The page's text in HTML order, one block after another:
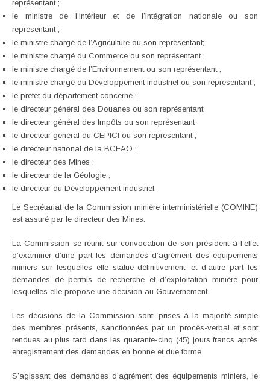
représentant ;
le ministre de l’Intérieur et de l’Intégration nationale ou son
représentant ;
le ministre chargé de l’Agriculture ou son représentant;
le ministre chargé du Commerce ou son représentant ;
le ministre chargé de l’Environnement ou son représentant ;
le ministre chargé du Développement industriel ou son représentant ;
le préfet du département concerné ;
le directeur général des Douanes ou son représentant
le directeur général des Impôts ou son représentant
le directeur général du CEPICI ou son représentant ;
le directeur national de la BCEAO ;
le directeur des Mines ;
le directeur de la Géologie ;
le directeur du Développement industriel.
Le Secrétariat de la Commission minière interministérielle (COMINE)
est assuré par le directeur des Mines.
La Commission se réunit sur convocation de son président à l’effet
d’examiner d’une part les demandes d’agrément des équipements
miniers sur lesquelles elle statue définitivement, et d’autre part les
demandes de permis de recherche et d’exploitation minière pour
lesquelles elle propose une décision au Gouvernement.
Les décisions de la Commission sont .prises à la majorité simple
des membres présents, sanctionnées par un procès-verbal et sont
rendues au plus tard dans les quarante-cinq (45) jours francs après
enregistrement des demandes en bonne et due forme.
S’agissant des demandes d’agrément des équipements miniers, le